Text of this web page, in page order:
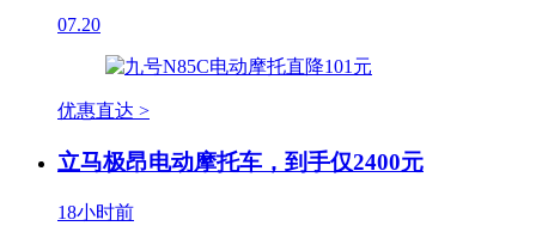
07.20
优惠直达 >
立马极昂电动摩托车，到手仅2400元
18小时前